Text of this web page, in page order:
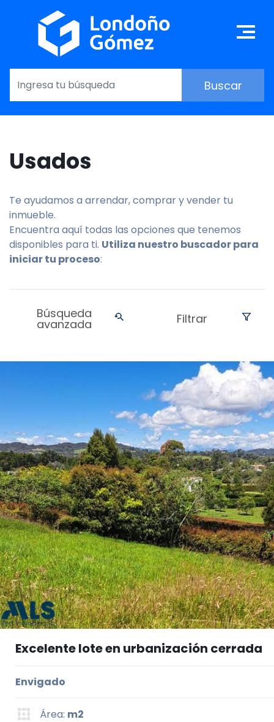
to
main
Usados
Te ayudamos a arrendar, comprar y vender tu
inmueble.
Encuentra aquí todas las opciones que tenemos
disponibles para ti. Utiliza nuestro buscador para
iniciar tu proceso:
Búsqueda
avanzada Filtrar
Excelente lote en urbanización cerrada
Envigado
Área: m2